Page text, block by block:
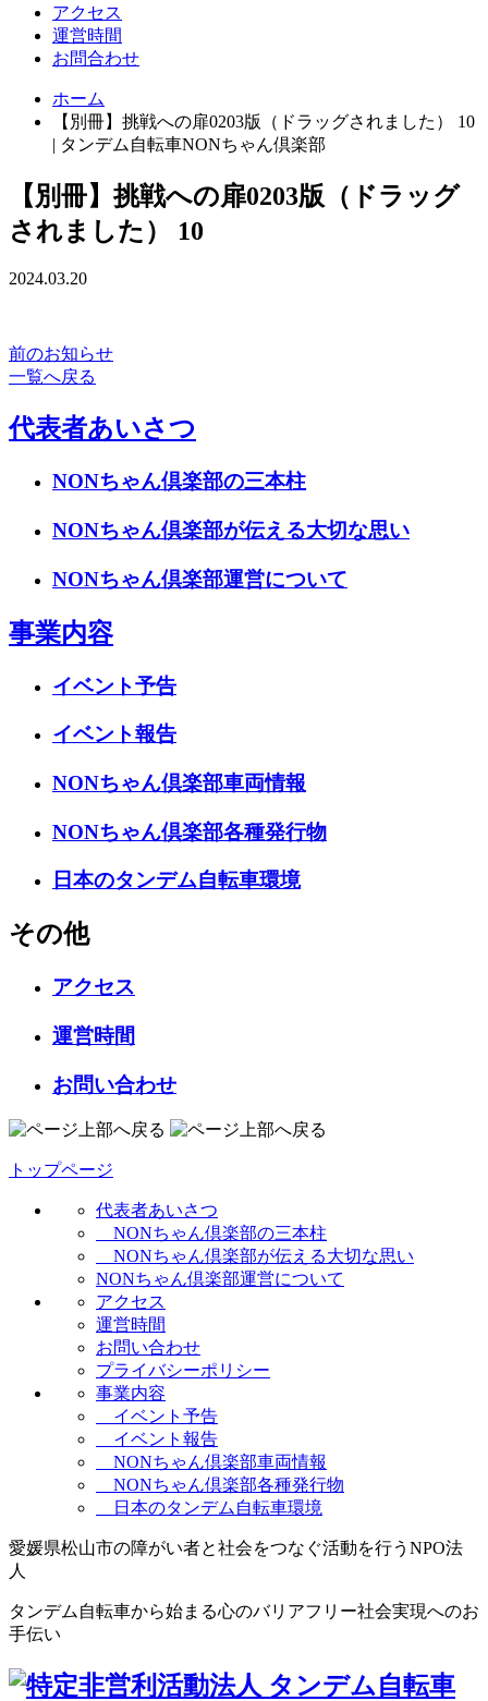
アクセス
運営時間
お問合わせ
ホーム
【別冊】挑戦への扉0203版（ドラッグされました） 10
| タンデム自転車NONちゃん倶楽部
【別冊】挑戦への扉0203版（ドラッグ
されました） 10
2024.03.20
前のお知らせ
一覧へ戻る
代表者あいさつ
NONちゃん倶楽部の三本柱
NONちゃん倶楽部が伝える大切な思い
NONちゃん倶楽部運営について
事業内容
イベント予告
イベント報告
NONちゃん倶楽部車両情報
NONちゃん倶楽部各種発行物
日本のタンデム自転車環境
その他
アクセス
運営時間
お問い合わせ
トップページ
代表者あいさつ
NONちゃん倶楽部の三本柱
NONちゃん倶楽部が伝える大切な思い
NONちゃん倶楽部運営について
アクセス
運営時間
お問い合わせ
プライバシーポリシー
事業内容
イベント予告
イベント報告
NONちゃん倶楽部車両情報
NONちゃん倶楽部各種発行物
日本のタンデム自転車環境
愛媛県松山市の障がい者と社会をつなぐ活動を行うNPO法
人
タンデム自転車から始まる心のバリアフリー社会実現へのお
手伝い